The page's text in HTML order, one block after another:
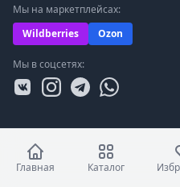
Мы на маркетплейсах:
Wildberries
Ozon
Мы в соцсетях:
Главная Каталог